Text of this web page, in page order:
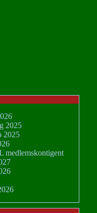
2025
2025
medlemskontigent